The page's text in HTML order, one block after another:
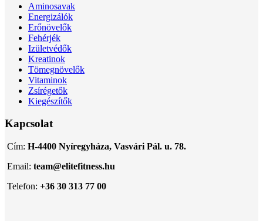
Aminosavak
Energizálók
Erőnövelők
Fehérjék
Izületvédők
Kreatinok
Tömegnövelők
Vitaminok
Zsírégetők
Kiegészítők
Kapcsolat
Cím: H-4400 Nyíregyháza, Vasvári Pál. u. 78.
Email: team@elitefitness.hu
Telefon: +36 30 313 77 00